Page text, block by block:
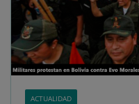
ACTUALIDAD